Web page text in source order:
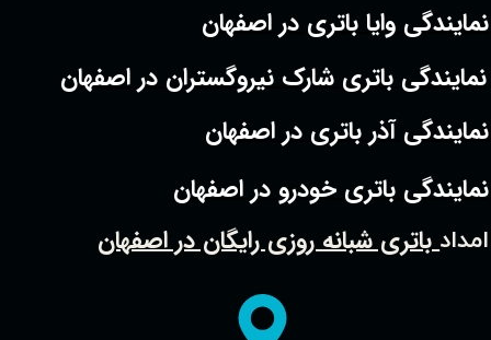
نمایندگی وایا باتری در اصفهان
نمایندگی آذر باتری در اصفهان
نمایندگی باتری شارک نیروگستران در اصفهان
نمایندگی باتری خودرو در اصفهان
امدادباتری شبانه روزی رایگان در اصفهان